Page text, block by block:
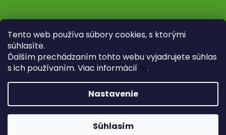
Tento web používa súbory cookies, s ktorými
súhlasíte.
Ďalším prechádzaním tohto webu vyjadrujete súhlas
s ich používaním. Viac informácií tu.
Nastavenie
Súhlasím
Copyright 2026Fytoliečba. Všetky práva vyhradené.
Upraviť nastavenie cookies